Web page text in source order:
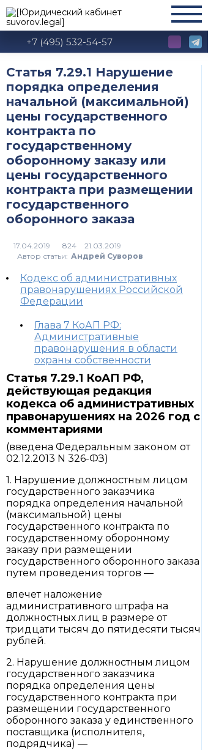
+7 (495) 532-54-57
Статья 7.29.1 Нарушение
порядка определения
начальной (максимальной)
цены государственного
контракта по
государственному
оборонному заказу или
цены государственного
контракта при размещении
государственного
оборонного заказа
824
Автор статьи: Андрей Суворов
Кодекс об административных
правонарушениях Российской
Федерации
Глава 7 КоАП РФ:
Административные
правонарушения в области
охраны собственности
Статья 7.29.1 КоАП РФ,
действующая редакция
кодекса об административных
правонарушениях на 2026 год с
комментариями
(введена Федеральным законом от
02.12.2013 N 326-ФЗ)
1. Нарушение должностным лицом
государственного заказчика
порядка определения начальной
(максимальной) цены
государственного контракта по
государственному оборонному
заказу при размещении
государственного оборонного заказа
путем проведения торгов —
влечет наложение
административного штрафа на
должностных лиц в размере от
тридцати тысяч до пятидесяти тысяч
рублей.
2. Нарушение должностным лицом
государственного заказчика
порядка определения цены
государственного контракта при
размещении государственного
оборонного заказа у единственного
поставщика (исполнителя,
подрядчика) —